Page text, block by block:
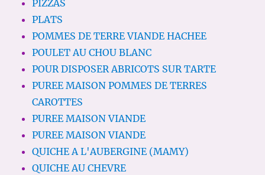
PIZZAS
PLATS
POMMES DE TERRE VIANDE HACHEE
POULET AU CHOU BLANC
POUR DISPOSER ABRICOTS SUR TARTE
PUREE MAISON POMMES DE TERRES
CAROTTES
PUREE MAISON VIANDE
PUREE MAISON VIANDE
QUICHE A L'AUBERGINE (MAMY)
QUICHE AU CHEVRE